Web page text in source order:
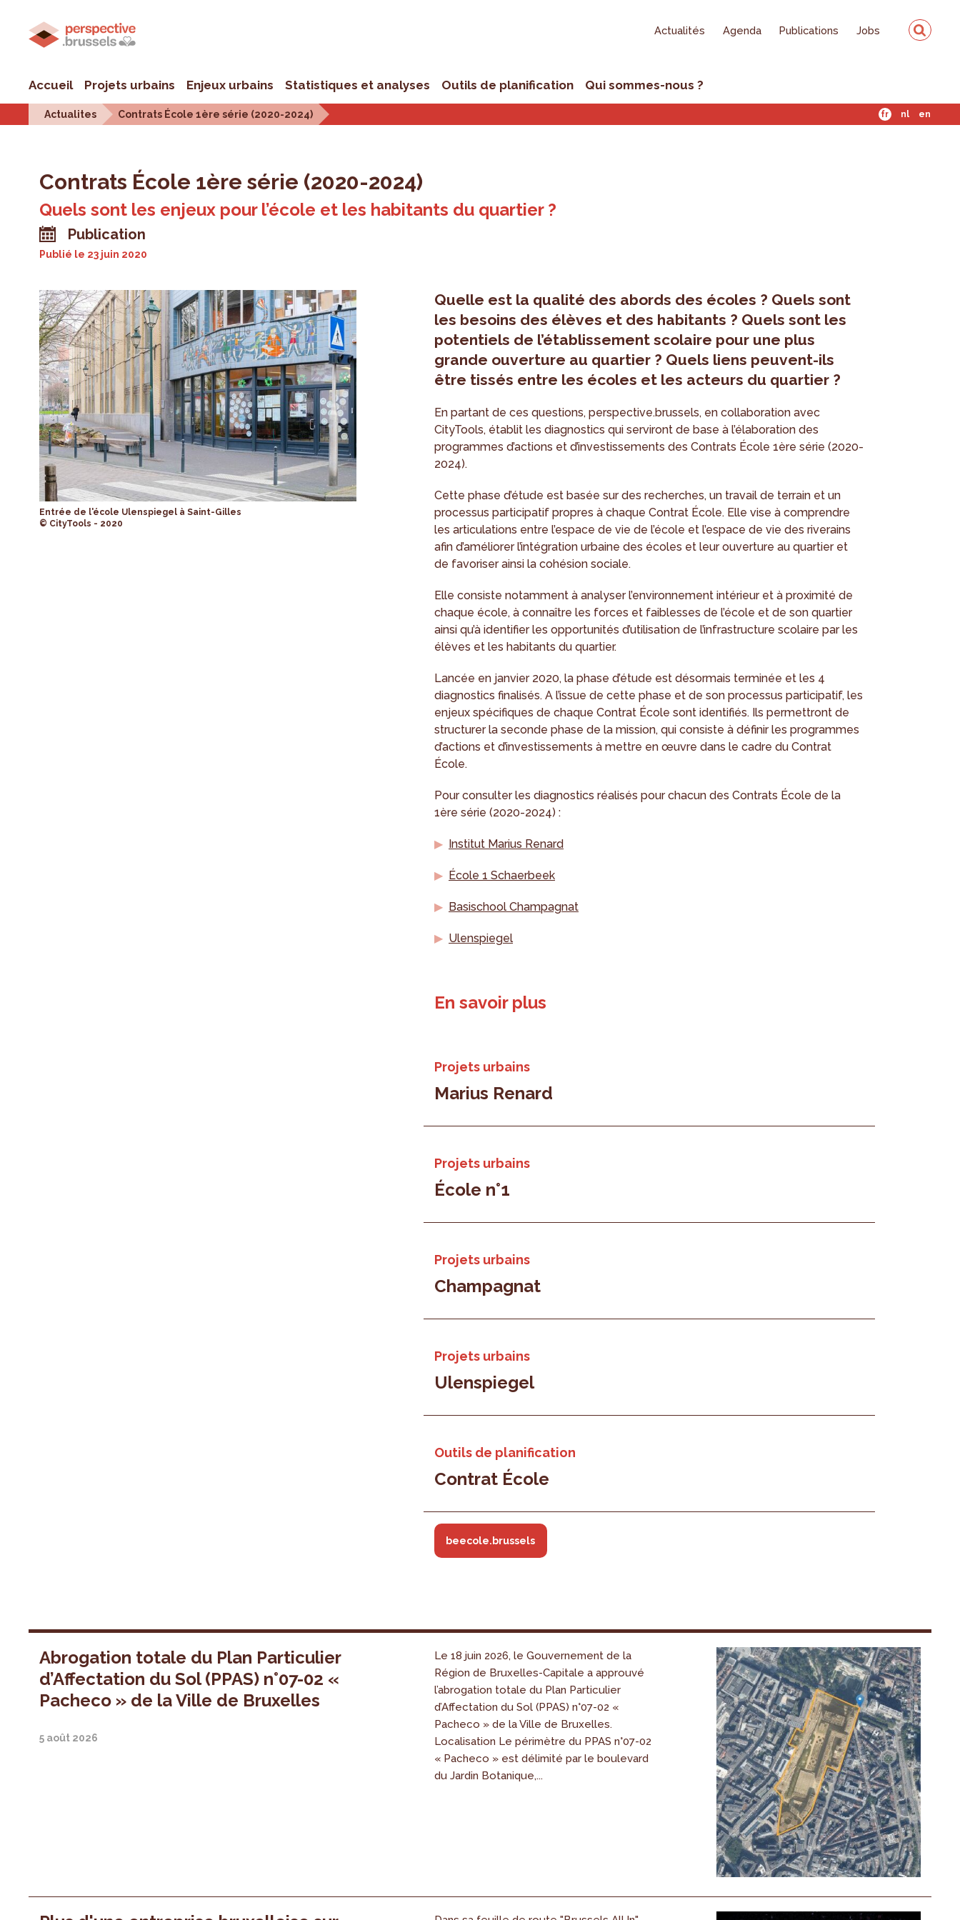
Actualités Agenda Publications Jobs
Accueil Projets urbains Enjeux urbains Statistiques et analyses Outils de planification Qui sommes-nous ?
Actualites Contrats École 1ère série (2020-2024) fr nl en
Contrats École 1ère série (2020-2024)
Quels sont les enjeux pour l’école et les habitants du quartier ?
Publication
Publié le 23 juin 2020
Entrée de l'école Ulenspiegel à Saint-Gilles
© CityTools - 2020
Quelle est la qualité des abords des écoles ? Quels sont
les besoins des élèves et des habitants ? Quels sont les
potentiels de l’établissement scolaire pour une plus
grande ouverture au quartier ? Quels liens peuvent-ils
être tissés entre les écoles et les acteurs du quartier ?
En partant de ces questions, perspective.brussels, en collaboration avec
CityTools, établit les diagnostics qui serviront de base à l’élaboration des
programmes d’actions et d’investissements des Contrats École 1ère série (2020-
2024).
Cette phase d’étude est basée sur des recherches, un travail de terrain et un
processus participatif propres à chaque Contrat École. Elle vise à comprendre
les articulations entre l’espace de vie de l’école et l’espace de vie des riverains
afin d’améliorer l’intégration urbaine des écoles et leur ouverture au quartier et
de favoriser ainsi la cohésion sociale.
Elle consiste notamment à analyser l’environnement intérieur et à proximité de
chaque école, à connaître les forces et faiblesses de l’école et de son quartier
ainsi qu’à identifier les opportunités d’utilisation de l’infrastructure scolaire par les
élèves et les habitants du quartier.
Lancée en janvier 2020, la phase d’étude est désormais terminée et les 4
diagnostics finalisés. A l’issue de cette phase et de son processus participatif, les
enjeux spécifiques de chaque Contrat École sont identifiés. Ils permettront de
structurer la seconde phase de la mission, qui consiste à définir les programmes
d’actions et d’investissements à mettre en œuvre dans le cadre du Contrat
École.
Pour consulter les diagnostics réalisés pour chacun des Contrats École de la
1ère série (2020-2024) :
Institut Marius Renard
École 1 Schaerbeek
Basischool Champagnat
Ulenspiegel
En savoir plus
Projets urbains
Marius Renard
Projets urbains
École n°1
Projets urbains
Champagnat
Projets urbains
Ulenspiegel
Outils de planification
Contrat École
beecole.brussels
Abrogation totale du Plan Particulier
d’Affectation du Sol (PPAS) n°07-02 «
Pacheco » de la Ville de Bruxelles
5 août 2026
Le 18 juin 2026, le Gouvernement de la
Région de Bruxelles-Capitale a approuvé
l’abrogation totale du Plan Particulier
d’Affectation du Sol (PPAS) n°07-02 «
Pacheco » de la Ville de Bruxelles.
Localisation Le périmètre du PPAS n°07-02
« Pacheco » est délimité par le boulevard
du Jardin Botanique,...